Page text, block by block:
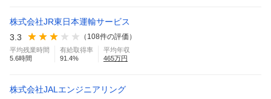
株式会社JR東日本運輸サービス
3.3
（ 108件の評価）
平均残業時間
5.6時間
有給取得率
91.4%
平均年収
465万円
株式会社JALエンジニアリング